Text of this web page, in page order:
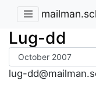
Lug-dd
lug-